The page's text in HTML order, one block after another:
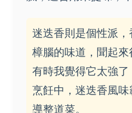
迷迭香則是個性派，
樟腦的味道，聞起來
有時我覺得它太強
烹飪中，迷迭香風
導整道菜。